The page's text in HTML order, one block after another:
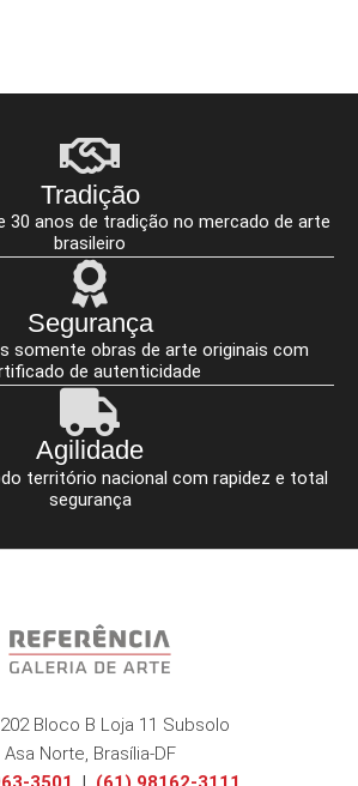
Tradição
30 anos de tradição no mercado de arte
brasileiro
Segurança
somente obras de arte originais com
de autenticidade
Agilidade
território nacional com rapidez e total
segurança
Bloco B Loja 11 Subsolo
Asa Norte, Brasília-DF